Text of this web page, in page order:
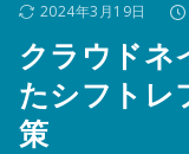
2024年3月19日
クラウドネ
たシフトレ
策